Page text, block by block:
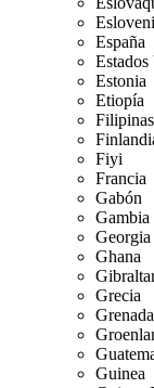
España
Estonia
Etiopía
Filipinas
Fiyi
Francia
Gabón
Gambia
Georgia
Ghana
Grecia
Grenada
Guinea